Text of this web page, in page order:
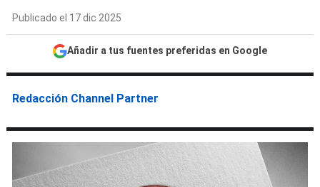
Publicado el 17 dic 2025
Añadir a tus fuentes preferidas en Google
Redacción Channel Partner